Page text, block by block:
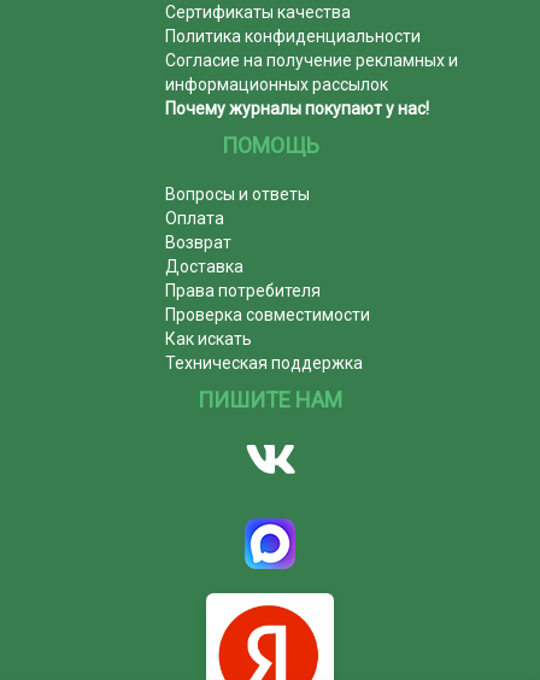
Сертификаты качества
Политика конфиденциальности
Согласие на получение рекламных и
информационных рассылок
Почему журналы покупают у нас!
ПОМОЩЬ
Вопросы и ответы
Оплата
Возврат
Доставка
Права потребителя
Проверка совместимости
Как искать
Техническая поддержка
ПИШИТЕ НАМ